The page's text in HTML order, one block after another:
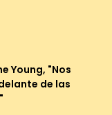
Young, "Nos
de las